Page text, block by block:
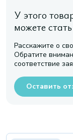
У этого
можете
Расскажите о
Обратите
соответствие
Оставить